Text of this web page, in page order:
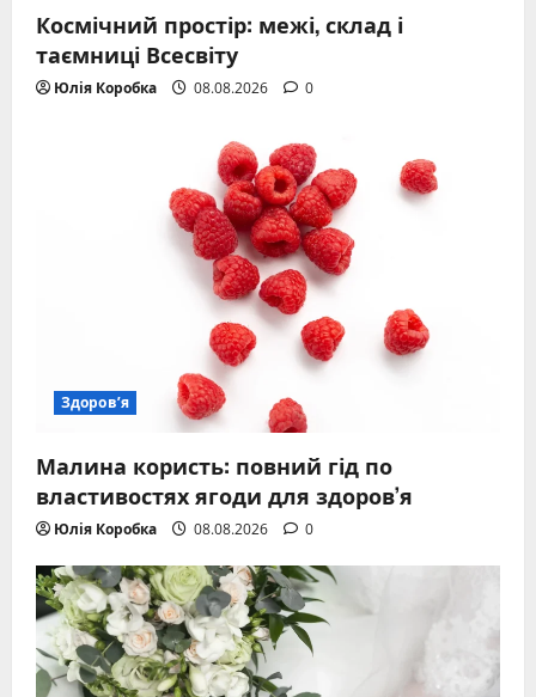
Космічний простір: межі, склад і
таємниці Всесвіту
Юлія Коробка 08.08.2026 0
Здоров’я
Малина користь: повний гід по
властивостях ягоди для здоров’я
Юлія Коробка 08.08.2026 0